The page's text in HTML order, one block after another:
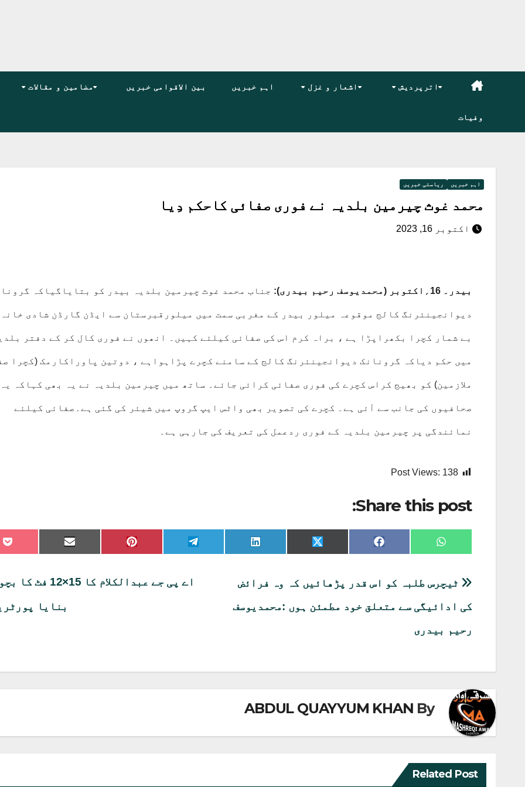
اترپردیش اشعار و غزل اہم خبریں بین الاقوامی خبریں مضامین و مقالات
وفیات
اہم خبریں ریاستی خبریں
محمد غوث چیرمین بلدیہ نے فوری صفائی کاحکم دِیا
اکتوبر 16, 2023
بیدر۔ 16؍اکتوبر (محمدیوسف رحیم بیدری): جناب محمد غوث چیرمین بلدیہ بیدر کو بتایاگیاکہ
دیوانجینئرنگ کالج موقوعہ میلور بیدر کے مغربی سمت میں میلورقبرستان سے ایڈن گارڈن شادی
بے شمار کچرا بکھراپڑا ہے ، براہ کرم اس کی صفائی کیلئے کہیں۔ انھوں نے فوری کال کر کے دفتر
میں حکم دیاکہ گرونانک دیوانجینئرنگ کالج کے سامنے کچرے پڑاہواہے ، دوتین پاوراکارمک (کچرا
ملازمین) کو بھیج کراس کچرے کی فوری صفائی کرائی جائے۔ ساتھ میں چیرمین بلدیہ نے یہ بھی کہاکہ
صحافیوں کی جانب سے آئی ہے۔ کچرے کی تصویر بھی واٹس ایپ گروپ میں شیئر کی گئی ہے۔صفائی کیلئے
نمائندگی پر چیرمین بلدیہ کے فوری ردعمل کی تعریف کی جارہی ہے۔
Post Views: 138
Share this post:
Share
on
Share
on
Share
on
Share
on
Share
on
Share
on
Share
on
پوسٹوں
کی
نیویگیشن
اے پی جے عبدالکلام کا
بنایا
ٹیچرس طلبہ کو اس قدر پڑھائیں کہ وہ فرائض
کی ادائیگی سے متعلق خود مطمئن ہوں :محمدیوسف
رحیم بیدری
By
ABDUL QUAYYUM KHAN
Related Post